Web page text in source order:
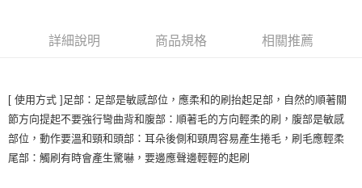
後付繳納相關費用。
【注意事項】
易，需依本服務之必要範圍內提供個人資料，並將交易相關給付款項請求債
權轉讓予恩沛科技股份有限公司。
一般宅配
大型貨運
詳細說明 商品規格 相關推薦
[ 使用方式 ]足部：足部是敏感部位，應柔和的刷抬起足部，自然的順著關
節方向提起不要強行彎曲背和腹部：順著毛的方向輕柔的刷，腹部是敏感
部位，動作要溫和頸和頭部：耳朵後側和頸周容易產生捲毛，刷毛應輕柔
尾部：觸刷有時會產生驚嚇，要邊應聲邊輕輕的起刷